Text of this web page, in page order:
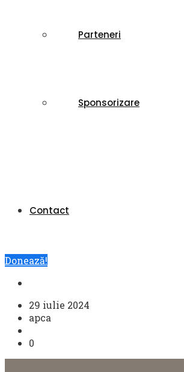
Parteneri
Sponsorizare
Contact
Donează!
29 iulie 2024
apca
0